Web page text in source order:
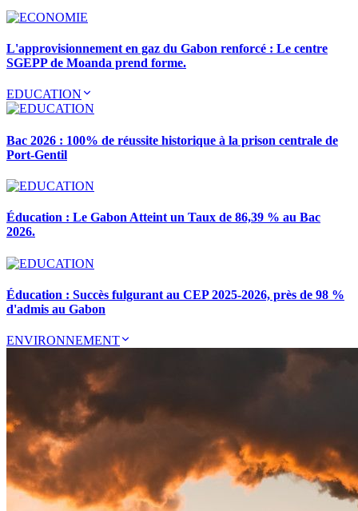
L'approvisionnement en gaz du Gabon renforcé : Le centre
SGEPP de Moanda prend forme.
EDUCATION
Bac 2026 : 100% de réussite historique à la prison centrale de
Port-Gentil
Éducation : Le Gabon Atteint un Taux de 86,39 % au Bac
2026.
Éducation : Succès fulgurant au CEP 2025-2026, près de 98 %
d'admis au Gabon
ENVIRONNEMENT